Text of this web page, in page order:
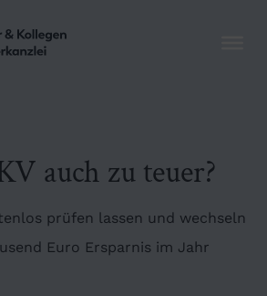
auch zu teuer?
prüfen lassen und wechseln
Euro Ersparnis im Jahr